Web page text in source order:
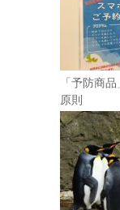
「予防商
原則